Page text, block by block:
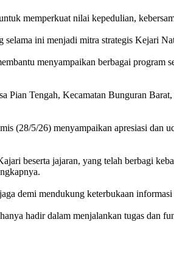
memperkuat nilai kepedulian,
ini menjadi mitra strategis Kejari
menyampaikan berbagai program
Pian Tengah, Kecamatan Bunguran
(28/5/26) menyampaikan apresiasi dan
beserta jajaran, yang telah berbagi
demi mendukung keterbukaan
hadir dalam menjalankan tugas dan